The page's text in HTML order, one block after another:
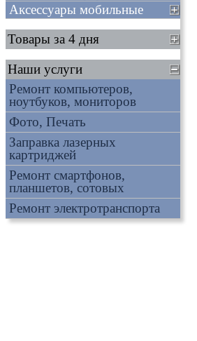
Аксессуары мобильные
Товары за 4 дня
Наши услуги
Ремонт компьютеров,
ноутбуков, мониторов
Фото, Печать
Заправка лазерных
картриджей
Ремонт смартфонов,
планшетов, сотовых
Ремонт электротранспорта